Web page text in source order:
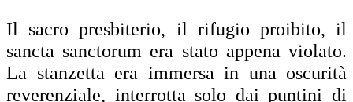
Il sacro presbiterio, il rifugio proibito, il
sancta sanctorum era stato appena violato.
La stanzetta era immersa in una oscurità
reverenziale, interrotta solo dai puntini di